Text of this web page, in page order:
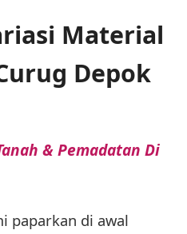
Material
Depok
& Pemadatan Di
paparkan di awal